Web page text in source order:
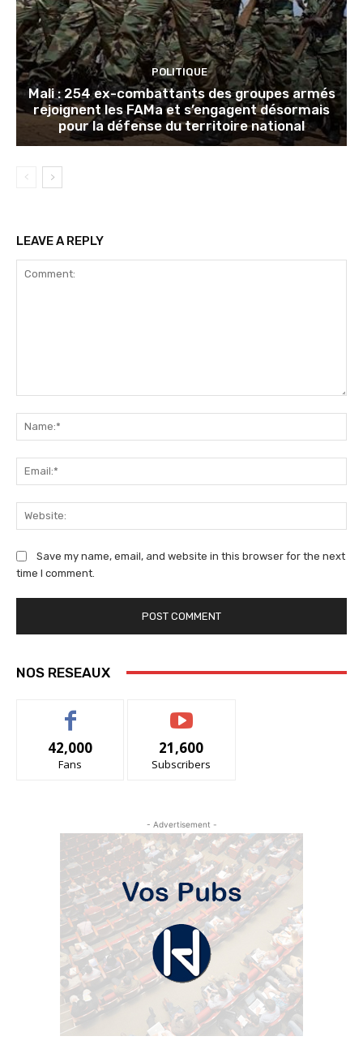
POLITIQUE
Mali : 254 ex-combattants des groupes armés
rejoignent les FAMa et s’engagent désormais
pour la défense du territoire national
LEAVE A REPLY
Save my name, email, and website in this browser for the next
time I comment.
NOS RESEAUX
42,000
Fans
21,600
Subscribers
- Advertisement -